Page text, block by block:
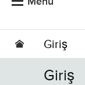
Giriş
Giriş